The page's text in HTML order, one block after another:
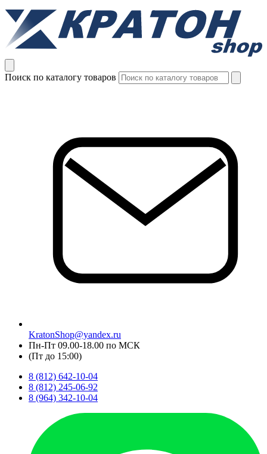
Поиск по каталогу товаров
KratonShop@yandex.ru
Пн-Пт 09.00-18.00 по МСК
(Пт до 15:00)
8 (812) 642-10-04
8 (812) 245-06-92
8 (964) 342-10-04